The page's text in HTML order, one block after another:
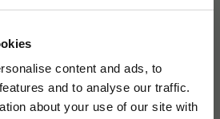
content and ads, to
and to analyse our traffic.
about your use of our site with